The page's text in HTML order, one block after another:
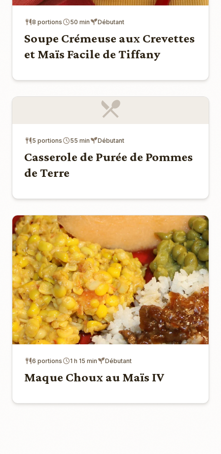
8 portions 50 min Débutant
Soupe Crémeuse aux Crevettes
et Maïs Facile de Tiffany
5 portions 55 min Débutant
Casserole de Purée de Pommes
de Terre
6 portions 1 h 15 min Débutant
Maque Choux au Maïs IV